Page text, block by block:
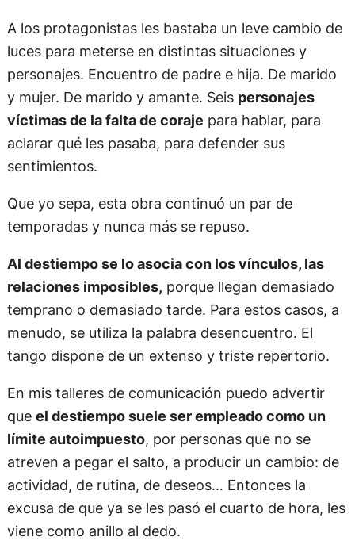
A los protagonistas les bastaba un leve cambio de
luces para meterse en distintas situaciones y
personajes. Encuentro de padre e hija. De marido
y mujer. De marido y amante. Seis personajes
víctimas de la falta de coraje para hablar, para
aclarar qué les pasaba, para defender sus
sentimientos.
Que yo sepa, esta obra continuó un par de
temporadas y nunca más se repuso.
Al destiempo se lo asocia con los vínculos, las
relaciones imposibles, porque llegan demasiado
temprano o demasiado tarde. Para estos casos, a
menudo, se utiliza la palabra desencuentro. El
tango dispone de un extenso y triste repertorio.
En mis talleres de comunicación puedo advertir
que el destiempo suele ser empleado como un
límite autoimpuesto, por personas que no se
atreven a pegar el salto, a producir un cambio: de
actividad, de rutina, de deseos… Entonces la
excusa de que ya se les pasó el cuarto de hora, les
viene como anillo al dedo.